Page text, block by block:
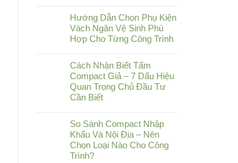
Hướng Dẫn Chọn Phụ Kiện
Vách Ngăn Vệ Sinh Phù
Hợp Cho Từng Công Trình
Cách Nhận Biết Tấm
Compact Giả – 7 Dấu Hiệu
Quan Trọng Chủ Đầu Tư
Cần Biết
So Sánh Compact Nhập
Khẩu Và Nội Địa – Nên
Chọn Loại Nào Cho Công
Trình?